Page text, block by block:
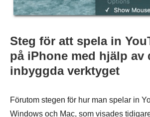
Steg för att spela in
på iPhone med hjälp av
inbyggda verktyget
Förutom stegen för hur man spelar in
Windows och Mac, som visades